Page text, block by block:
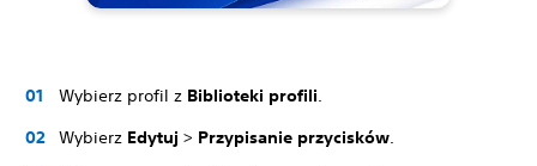
Wybierz profil z Biblioteki profili
Wybierz Edytuj > Przypisanie przycisków